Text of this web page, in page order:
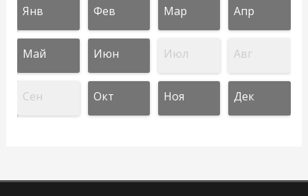
Янв Фев Мар Апр
Май Июн Июл Авг
Сен Окт Ноя Дек